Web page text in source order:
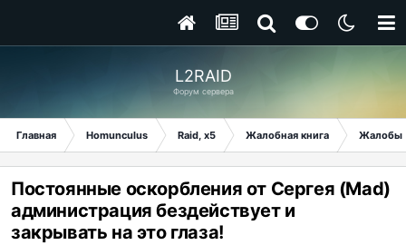
L2RAID
Форум сервера
Главная Homunculus Raid, x5 Жалобная книга Жалобы
Постоянные оскорбления от Сергея (Mad)
администрация бездействует и
закрывать на это глаза!